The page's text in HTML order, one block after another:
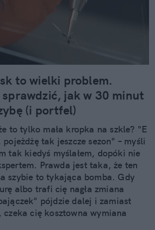
to wielki problem.
sprawdzić, jak w 30 minut
(i portfel)
to tylko mała kropka na szkle? "E
tak jeszcze sezon" – myśli
tak kiedyś myślałem, dopóki nie
Prawda jest taka, że ten
szybie to tykająca bomba. Gdy
albo trafi cię nagła zmiana
pójdzie dalej i zamiast
cię kosztowna wymiana